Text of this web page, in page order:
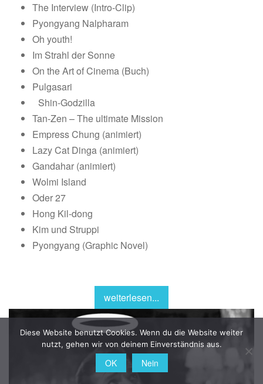
The Interview (Intro-Clip)
Pyongyang Nalpharam
Oh youth!
Im Strahl der Sonne
On the Art of Cinema (Buch)
Pulgasari
Shin-Godzilla
Tan-Zen – The ultimate Mission
Empress Chung (animiert)
Lazy Cat Dinga (animiert)
Gandahar (animiert)
Wolmi Island
Oder 27
Hong Kil-dong
Kim und Struppi
Pyongyang (Graphic Novel)
weiterlesen...
Diese Website benutzt Cookies. Wenn du die Website weiter
nutzt, gehen wir von deinem Einverständnis aus.
OK Nein